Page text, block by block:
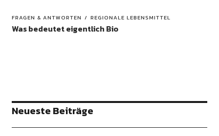
FRAGEN & ANTWORTEN REGIONALE LEBENSMITTEL
Was bedeutet eigentlich Bio
BIO-BLOG
Neueste Beiträge